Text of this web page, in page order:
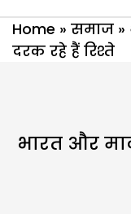
Home » समाज »
दरक रहे हैं रिश्ते
भारत और